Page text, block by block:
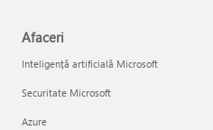
Afaceri
Inteligență artificială Microsoft
Securitate Microsoft
Azure